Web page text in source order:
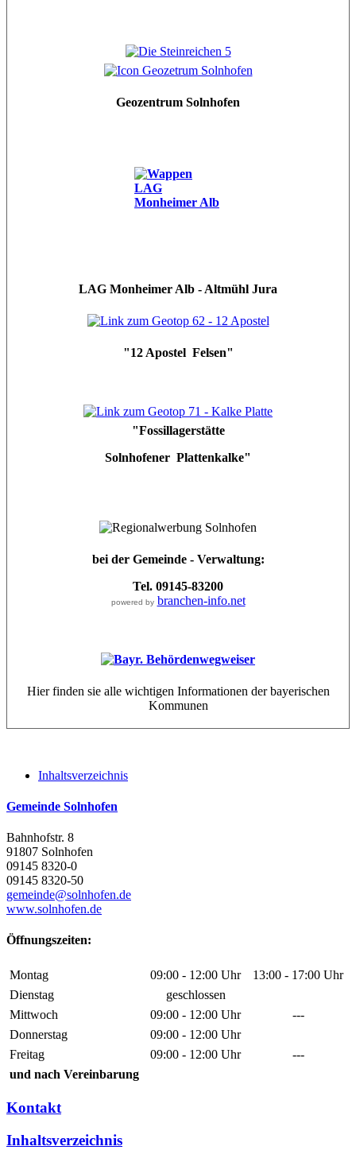
Geozentrum Solnhofen
LAG Monheimer Alb - Altmühl Jura
"12 Apostel Felsen"
"Fossillagerstätte
Solnhofener Plattenkalke"
bei der Gemeinde - Verwaltung:
Tel. 09145-83200
powered by branchen-info.net
Hier finden sie alle wichtigen Informationen der bayerischen
Kommunen
Inhaltsverzeichnis
Gemeinde Solnhofen
Bahnhofstr. 8
91807 Solnhofen
09145 8320-0
09145 8320-50
gemeinde@solnhofen.de
www.solnhofen.de
Öffnungszeiten:
Montag 09:00 - 12:00 Uhr
13:00 - 17:00 Uhr
Dienstag
geschlossen
Mittwoch
09:00 - 12:00 Uhr
---
Donnerstag
09:00 - 12:00 Uhr
Freitag
09:00 - 12:00 Uhr
---
und nach Vereinbarung
Kontakt
Inhaltsverzeichnis